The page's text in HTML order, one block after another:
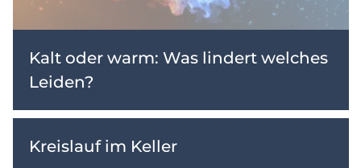
Kalt oder warm: Was lindert welches
Leiden?
Kreislauf im Keller